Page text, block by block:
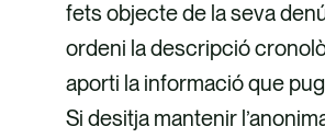
fets objecte de la seva
ordeni la descripció
aporti la informació que
Si desitja mantenir